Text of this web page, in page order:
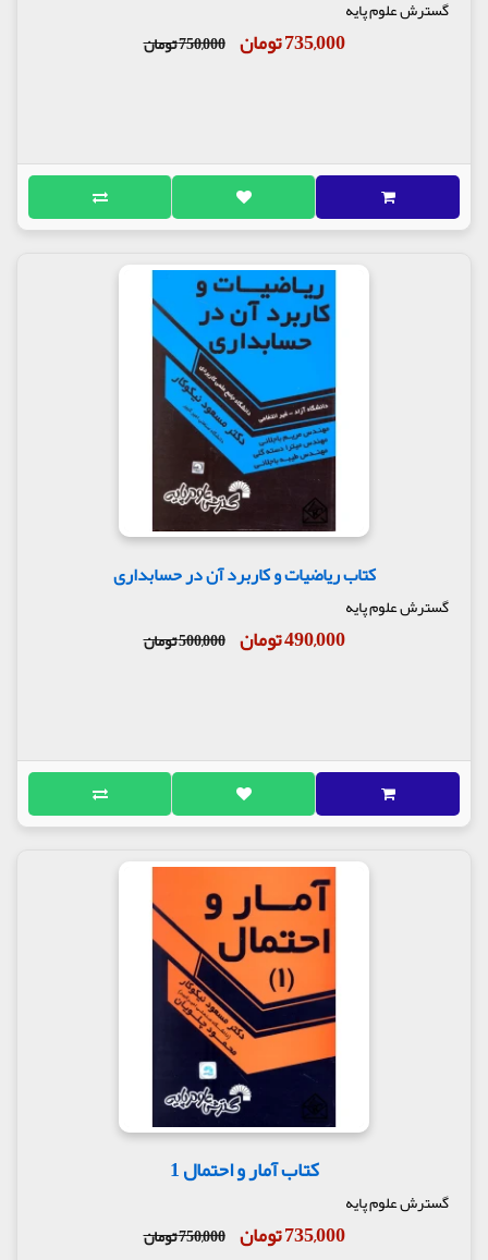
گسترش علوم پایه
735,000 تومان 750,000 تومان
کتاب ریاضیات و کاربرد آن در حسابداری
گسترش علوم پایه
490,000 تومان 500,000 تومان
کتاب آمار و احتمال 1
گسترش علوم پایه
735,000 تومان 750,000 تومان